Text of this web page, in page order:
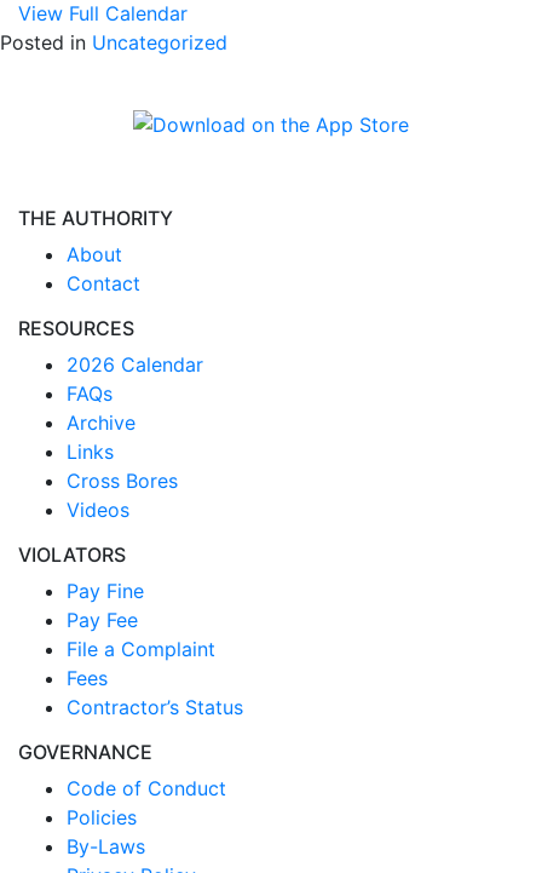
View Full Calendar
Posted in Uncategorized
THE AUTHORITY
About
Contact
RESOURCES
2026 Calendar
FAQs
Archive
Links
Cross Bores
Videos
VIOLATORS
Pay Fine
Pay Fee
File a Complaint
Fees
Contractor’s Status
GOVERNANCE
Code of Conduct
Policies
By-Laws